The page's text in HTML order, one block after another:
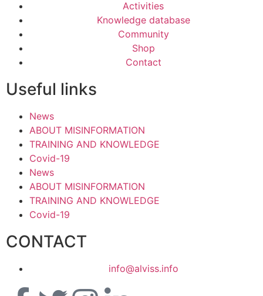
Activities
Knowledge database
Community
Shop
Contact
Useful links
News
ABOUT MISINFORMATION
TRAINING AND KNOWLEDGE
Covid-19
News
ABOUT MISINFORMATION
TRAINING AND KNOWLEDGE
Covid-19
CONTACT
info@alviss.info